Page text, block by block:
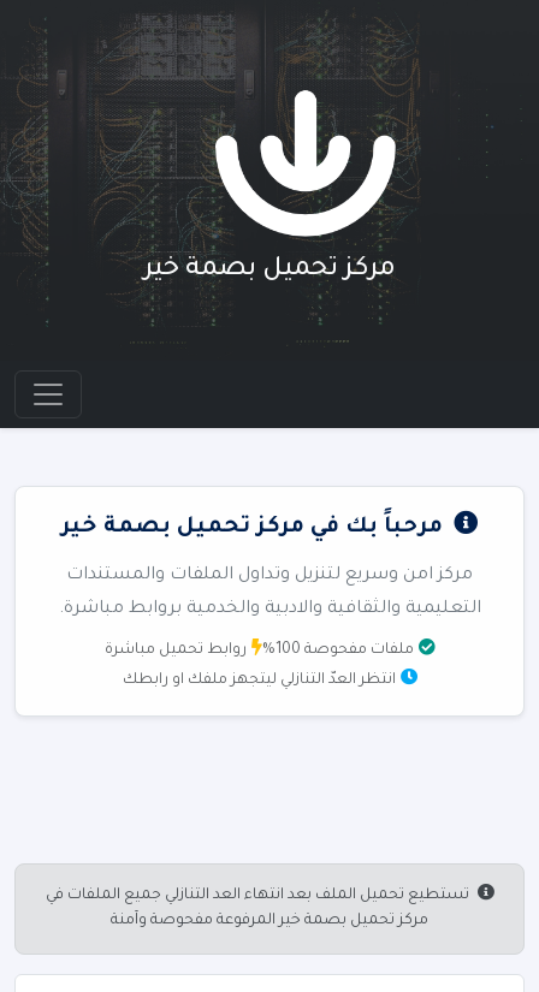
مركز تحميل بصمة خير
مرحباً بك في مركز تحميل بصمة خير
مركز امن وسريع لتنزيل وتداول الملفات والمستندات
التعليمية والثقافية والادبية والخدمية بروابط مباشرة.
ملفات مفحوصة 100%
روابط تحميل مباشرة
انتظر العدّ التنازلي ليتجهز ملفك او رابطك
تستطيع تحميل الملف بعد انتهاء العد التنازلي جميع الملفات في
مركز تحميل بصمة خير المرفوعة مفحوصة وآمنة